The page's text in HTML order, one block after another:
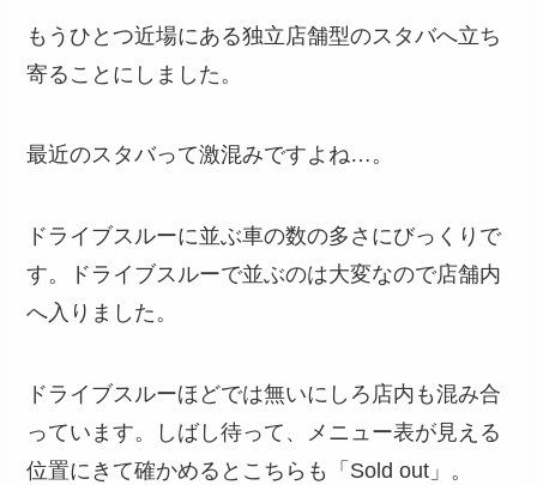
もうひとつ近場にある独立店舗型のスタバへ立ち
寄ることにしました。
最近のスタバって激混みですよね…。
ドライブスルーに並ぶ車の数の多さにびっくりで
す。ドライブスルーで並ぶのは大変なので店舗内
へ入りました。
ドライブスルーほどでは無いにしろ店内も混み合
っています。しばし待って、メニュー表が見える
位置にきて確かめるとこちらも「Sold out」。